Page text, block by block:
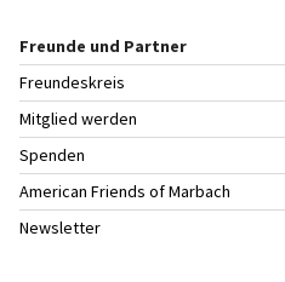
Freunde und Partner
Freundeskreis
Mitglied werden
Spenden
American Friends of Marbach
Newsletter